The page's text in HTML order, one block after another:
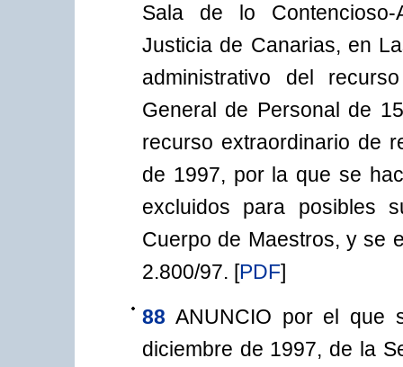
Sala de lo Contencioso-
Justicia de Canarias, en
administrativo del
General de Personal de
recurso extraordinario de
de 1997, por la que se
excluidos para posibles
Cuerpo de Maestros, y se
2.800/97. [PDF]
88 ANUNCIO por el que
diciembre de 1997, de la